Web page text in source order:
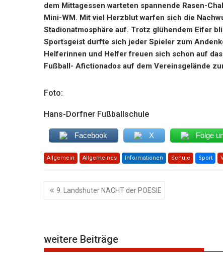
dem Mittagessen warteten spannende Rasen-
Mini-WM. Mit viel Herzblut warfen sich die
Stadionatmosphäre auf. Trotz glühendem Eifer
Sportsgeist durfte sich jeder Spieler zum
Helferinnen und Helfer freuen sich schon auf
Fußball- Afictionados auf dem Vereinsgelände
Foto:
Hans-Dorfner Fußballschule
Facebook X Folge
Allgemein Allgemeines Informationen Schule Sport
Beitragsnavigation
9. Landshuter NACHT der POESIE
weitere Beiträge